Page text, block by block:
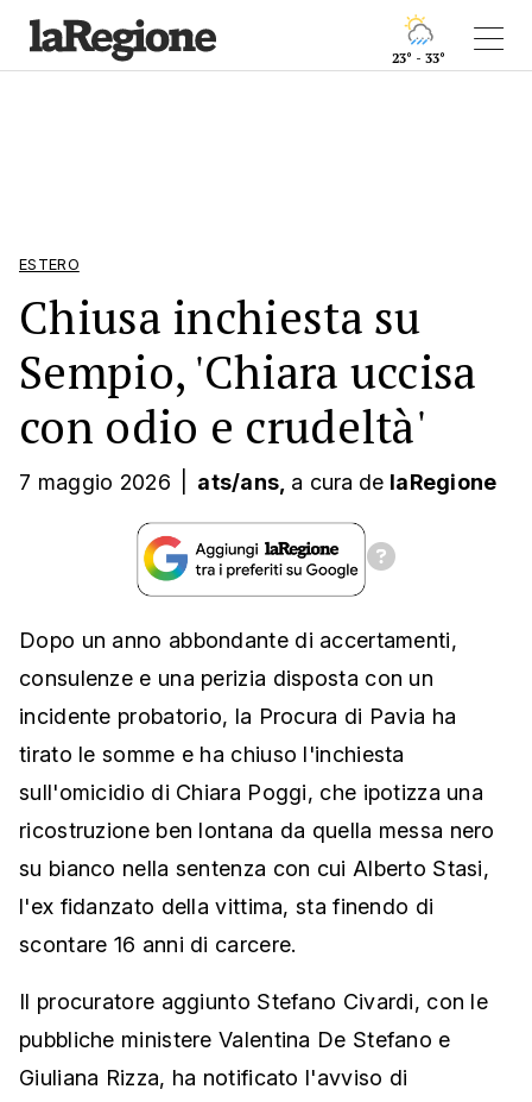
23° - 33°
ESTERO
Chiusa inchiesta su
Sempio, 'Chiara uccisa
con odio e crudeltà'
7 maggio 2026 ats/ans, a cura de laRegione
Dopo un anno abbondante di accertamenti,
consulenze e una perizia disposta con un
incidente probatorio, la Procura di Pavia ha
tirato le somme e ha chiuso l'inchiesta
sull'omicidio di Chiara Poggi, che ipotizza una
ricostruzione ben lontana da quella messa nero
su bianco nella sentenza con cui Alberto Stasi,
l'ex fidanzato della vittima, sta finendo di
scontare 16 anni di carcere.
Il procuratore aggiunto Stefano Civardi, con le
pubbliche ministere Valentina De Stefano e
Giuliana Rizza, ha notificato l'avviso di